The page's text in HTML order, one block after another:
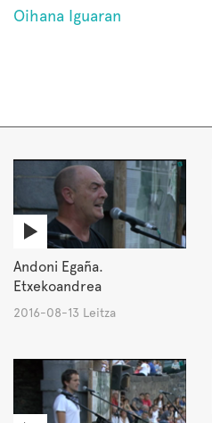
Oihana Iguaran
Andoni Egaña.
Etxekoandrea
2016-08-13 Leitza